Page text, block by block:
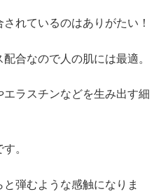
れているのはありがたい！
合なので人の肌には最適。
ラスチンなどを生み出す細
。
弾むような感触になりま